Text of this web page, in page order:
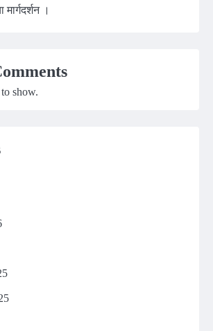
मार्गदर्शन ।
show.